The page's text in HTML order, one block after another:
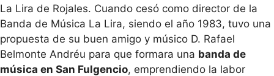
La Lira de Rojales. Cuando cesó como director de la
Banda de Música La Lira, siendo el año 1983, tuvo una
propuesta de su buen amigo y músico D. Rafael
Belmonte Andréu para que formara una banda de
música en San Fulgencio, emprendiendo la labor